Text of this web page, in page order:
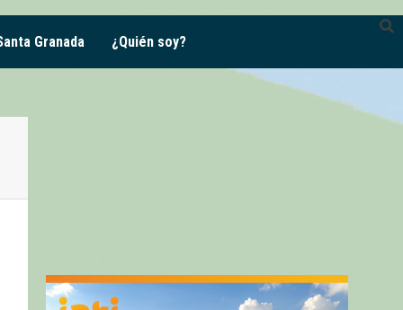
Granada ¿Quién soy?